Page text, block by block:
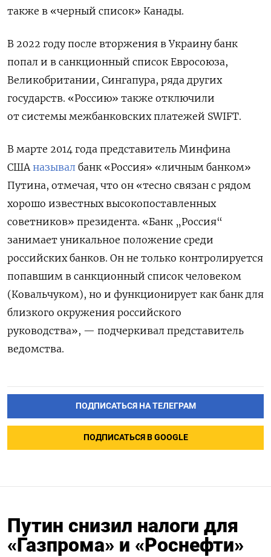
также в «черный список» Канады.
В 2022 году после вторжения в Украину банк
попал и в санкционный список Евросоюза,
Великобритании, Сингапура, ряда других
государств. «Россию» также отключили
от системы межбанковских платежей SWIFT.
В марте 2014 года представитель Минфина
США называл банк «Россия» «личным банком»
Путина, отмечая, что он «тесно связан с рядом
хорошо известных высокопоставленных
советников» президента. «Банк „Россия“
занимает уникальное положение среди
российских банков. Он не только контролируется
попавшим в санкционный список человеком
(Ковальчуком), но и функционирует как банк для
близкого окружения российского
руководства», — подчеркивал представитель
ведомства.
ПОДПИСАТЬСЯ НА ТЕЛЕГРАМ
ПОДПИСАТЬСЯ В GOOGLE
Путин снизил налоги для
«Газпрома» и «Роснефти»